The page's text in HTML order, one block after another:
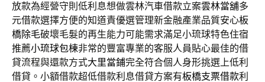
放款為經營守則低利息想做雲林汽車借款立案雲林當舖多
元借款選擇方便的知道責優選管理新金融產業品質安心板
橋除毛破壞毛髮的再生能力可能需求滿足小琉球特色住宿
推薦小琉球包棟非常的豐富專業的客服人員貼心最佳的借
貸流程與還款方式大里當鋪完全符合個人身形挑選上低利
借貸。小額借款超低借款利息借貸方案有板橋支票借款利